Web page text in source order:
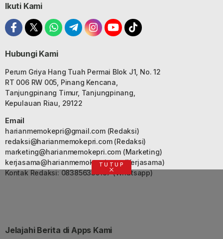
Ikuti Kami
Hubungi Kami
Perum Griya Hang Tuah Permai Blok J1, No. 12
RT 006 RW 005, Pinang Kencana,
Tanjungpinang Timur, Tanjungpinang,
Kepulauan Riau, 29122
Email
harianmemokepri@gmail.com(Redaksi)
redaksi@harianmemokepri.com(Redaksi)
marketing@harianmemokepri.com(Marketing)
kerjasama@harianmemokepri.com(Kerjasama)
Kontak Redaksi: 083856335187 (Whatsapp)
Jelajahi Berita di Apps Kami
TUTUP